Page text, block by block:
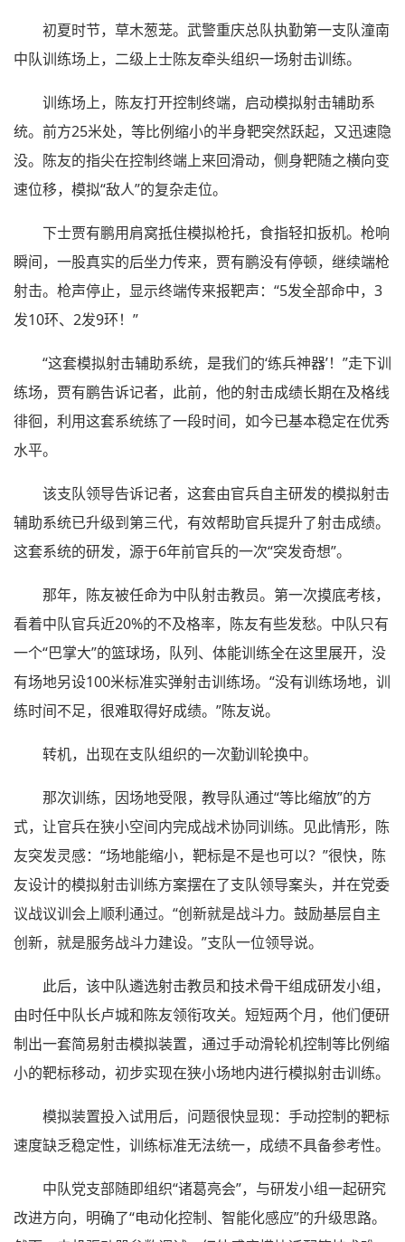
初夏时节，草木葱茏。武警重庆总队执勤第一支队潼南
中队训练场上，二级上士陈友牵头组织一场射击训练。
训练场上，陈友打开控制终端，启动模拟射击辅助系
统。前方25米处，等比例缩小的半身靶突然跃起，又迅速隐
没。陈友的指尖在控制终端上来回滑动，侧身靶随之横向变
速位移，模拟“敌人”的复杂走位。
下士贾有鹏用肩窝抵住模拟枪托，食指轻扣扳机。枪响
瞬间，一股真实的后坐力传来，贾有鹏没有停顿，继续端枪
射击。枪声停止，显示终端传来报靶声：“5发全部命中，3
发10环、2发9环！”
“这套模拟射击辅助系统，是我们的‘练兵神器’！”走下训
练场，贾有鹏告诉记者，此前，他的射击成绩长期在及格线
徘徊，利用这套系统练了一段时间，如今已基本稳定在优秀
水平。
该支队领导告诉记者，这套由官兵自主研发的模拟射击
辅助系统已升级到第三代，有效帮助官兵提升了射击成绩。
这套系统的研发，源于6年前官兵的一次“突发奇想”。
那年，陈友被任命为中队射击教员。第一次摸底考核，
看着中队官兵近20%的不及格率，陈友有些发愁。中队只有
一个“巴掌大”的篮球场，队列、体能训练全在这里展开，没
有场地另设100米标准实弹射击训练场。“没有训练场地，训
练时间不足，很难取得好成绩。”陈友说。
转机，出现在支队组织的一次勤训轮换中。
那次训练，因场地受限，教导队通过“等比缩放”的方
式，让官兵在狭小空间内完成战术协同训练。见此情形，陈
友突发灵感：“场地能缩小，靶标是不是也可以？”很快，陈
友设计的模拟射击训练方案摆在了支队领导案头，并在党委
议战议训会上顺利通过。“创新就是战斗力。鼓励基层自主
创新，就是服务战斗力建设。”支队一位领导说。
此后，该中队遴选射击教员和技术骨干组成研发小组，
由时任中队长卢城和陈友领衔攻关。短短两个月，他们便研
制出一套简易射击模拟装置，通过手动滑轮机控制等比例缩
小的靶标移动，初步实现在狭小场地内进行模拟射击训练。
模拟装置投入试用后，问题很快显现：手动控制的靶标
速度缺乏稳定性，训练标准无法统一，成绩不具备参考性。
中队党支部随即组织“诸葛亮会”，与研发小组一起研究
改进方向，明确了“电动化控制、智能化感应”的升级思路。